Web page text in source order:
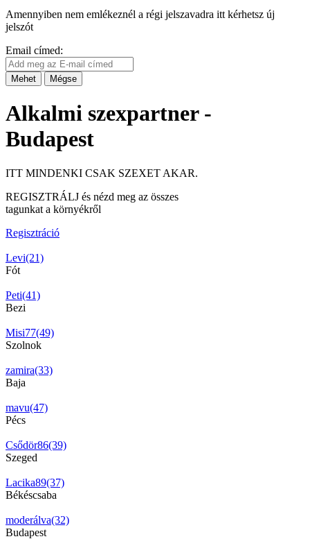
Amennyiben nem emlékeznél a régi jelszavadra itt kérhetsz új
jelszót
Email címed:
Mehet Mégse
Alkalmi szexpartner -
Budapest
ITT MINDENKI CSAK SZEXET AKAR.
REGISZTRÁLJ és nézd meg az összes
tagunkat a környékről
Regisztráció
Levi(21)
Fót
Peti(41)
Bezi
Misi77(49)
Szolnok
zamira(33)
Baja
mavu(47)
Pécs
Csődör86(39)
Szeged
Lacika89(37)
Békéscsaba
moderálva(32)
Budapest